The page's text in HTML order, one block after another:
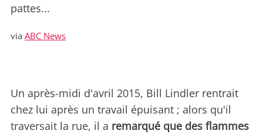
pattes...
via ABC News
Un après-midi d'avril 2015, Bill Lindler rentrait
chez lui après un travail épuisant ; alors qu'il
traversait la rue, il a remarqué que des flammes